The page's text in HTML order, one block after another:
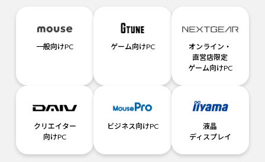
一般向けPC ゲーム向けPC
オンライン・
直営店限定
ゲーム向けPC
クリエイター
向けPC
ビジネス向けPC
液晶
ディスプレイ